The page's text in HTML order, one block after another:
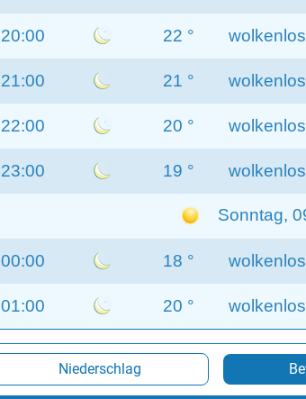
20:00 22 ° wolkenlos
21:00 21 ° wolkenlos
22:00 20 ° wolkenlos
23:00 19 ° wolkenlos
Sonntag,
00:00 18 ° wolkenlos
01:00 20 ° wolkenlos
Niederschlag